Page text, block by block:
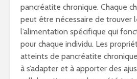
pancréatite chronique. Chaque
peut être nécessaire de trouver
l’alimentation spécifique qui
pour chaque individu. Les
atteints de pancréatite
à s’adapter et à apporter des